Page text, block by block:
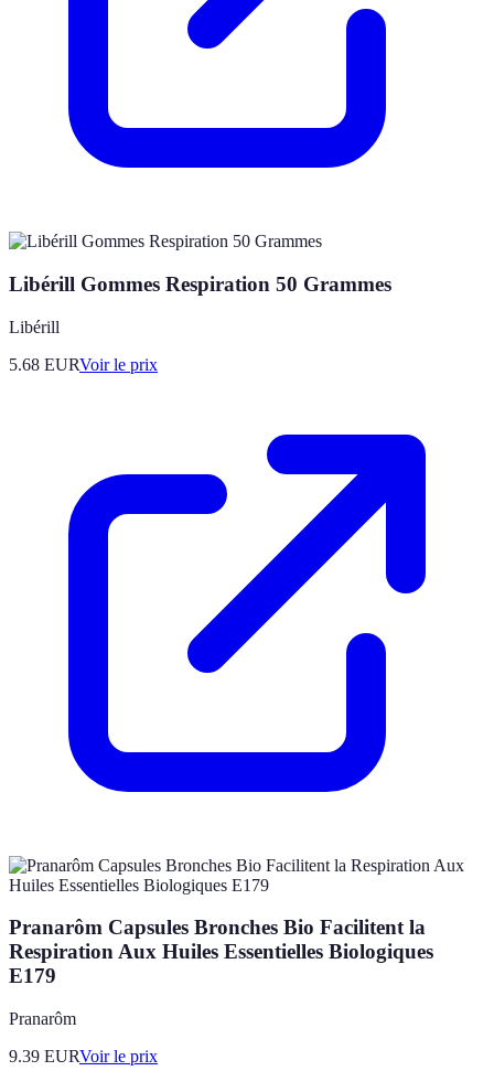
Libérill Gommes Respiration 50 Grammes
Libérill
5.68 EURVoir le prix
Pranarôm Capsules Bronches Bio Facilitent la
Respiration Aux Huiles Essentielles Biologiques
E179
Pranarôm
9.39 EURVoir le prix